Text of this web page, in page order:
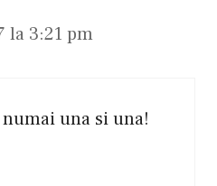
la 3:21 pm
una si una!